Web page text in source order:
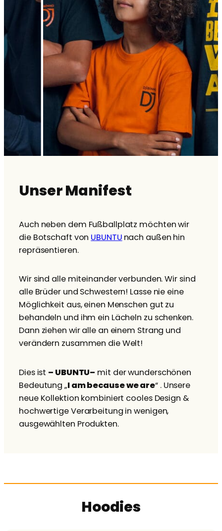
Unser Manifest
Auch neben dem Fußballplatz möchten wir
die Botschaft von UBUNTU nach außen hin
repräsentieren.
Wir sind alle miteinander verbunden. Wir sind
alle Brüder und Schwestern! Lasse nie eine
Möglichkeit aus, einen Menschen gut zu
behandeln und ihm ein Lächeln zu schenken.
Dann ziehen wir alle an einem Strang und
verändern zusammen die Welt!
Dies ist – UBUNTU– mit der wunderschönen
Bedeutung „I am because we are“ . Unsere
neue Kollektion kombiniert cooles Design &
hochwertige Verarbeitung in wenigen,
ausgewählten Produkten.
Hoodies